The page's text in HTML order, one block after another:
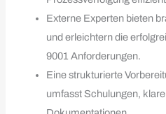
Externe Experten bieten
und erleichtern die
9001 Anforderungen.
Eine strukturierte
umfasst Schulungen,